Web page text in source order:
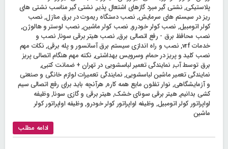
پلاستیکی,نشتی گیر مبرد گازهای اشتعال پذیر, نشتی گیر مناسب نشتی های
ریز در سیستم های سرمایش,نصب دستگاه ریموت در برق منازل,نصب
کولر اتومبیل, نصب کولر خودرو, نصب کولر ماشین,نصب لوستر و هالوژن,
نصب محافظ برق - رفع اتصالی برق,نصب هیتر برقی سونا,نصب و
خدمات vrf
,نصب و راه اندازی سیستم برق آسانسور و پله برقی,نکات مهم
نصب کلید و پریز در حمام وسرویس بهداشتی, نکته مهم هنگام اتصالی پریز
برق توسط آب, نمایندگی تعمیر لباسشویی در تهران + ضمانت کتبی,
نمایندگی تعمیر ماشین لباسشویی,نمایندگی تعمیرات لوازم خانگی و صنعتی
و آزمایشگاهی, نوار تفلون مایع همه کاره,هرآنچه باید برای رفع اتصالی سیم
کشی بدانیم,هیتر برقی سونای خشک,هیتر برقی و گازی سونا,وظیفه
اواپراتور کولر اتومبیل, وظیفه اواپراتور کولر خودرو,وظیفه اواپراتور کولر
ماشین
ادامه مطلب